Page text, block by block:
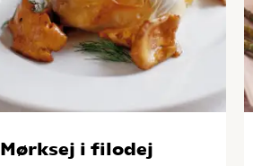
Mørksej i filodej